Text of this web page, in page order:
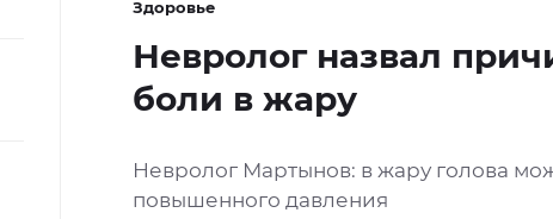
Здоровье
Невролог назвал
боли в жару
Невролог Мартынов: в жару голова
повышенного давления